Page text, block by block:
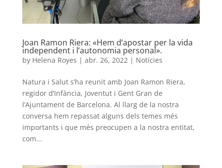
Joan Ramon Riera: «Hem d’apostar per la vida
independent i l’autonomia personal».
by Helena Royes | abr. 26, 2022 | Notícies
Natura i Salut s’ha reunit amb Joan Ramon Riera,
regidor d’Infància, Joventut i Gent Gran de
l’Ajuntament de Barcelona. Al llarg de la nostra
conversa hem repassat alguns dels temes més
importants i que més preocupen a la nostra entitat,
com...